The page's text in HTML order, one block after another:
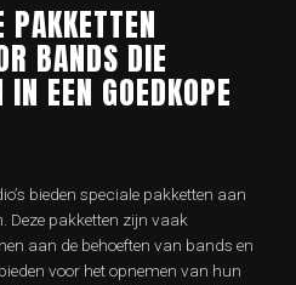
BANDS DIE
EEN GOEDKOPE
bieden speciale pakketten aan
Deze pakketten zijn vaak
aan de behoeften van bands en
voor het opnemen van hun